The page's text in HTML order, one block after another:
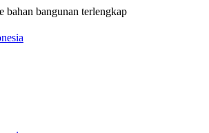
bangunan terlengkap